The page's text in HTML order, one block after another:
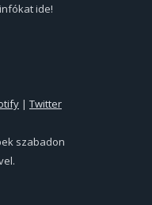
ide!
| Twitter
szabadon